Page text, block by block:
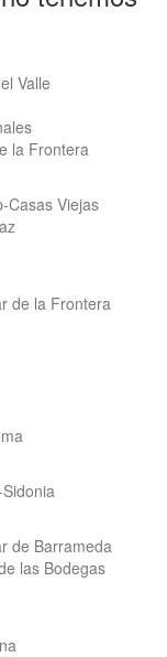
Valle
la Frontera
Casas Viejas
de la Frontera
de Barrameda
las Bodegas